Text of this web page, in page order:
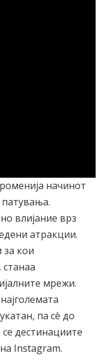
начинот
влијание врз
атракции.
за кои
мрежи.
па сè до
дестинациите
Instagram.